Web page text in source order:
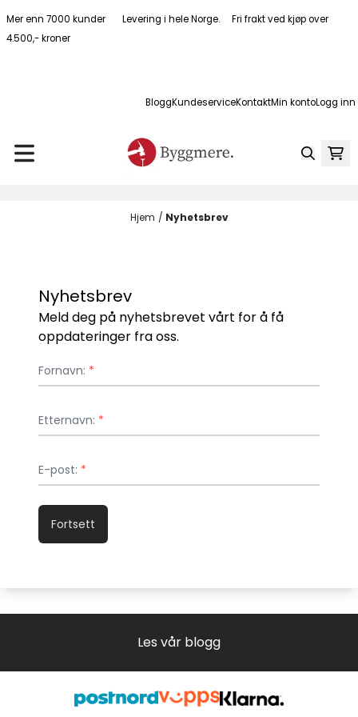
Hopp til innhold
Mer enn 7000 kunder Levering i hele Norge. Fri frakt ved kjøp over
4.500,- kroner
BloggKundeserviceKontaktMin kontoLogg inn
Hjem / Nyhetsbrev
Nyhetsbrev
Meld deg på nyhetsbrevet vårt for å få
oppdateringer fra oss.
Fornavn: *
Etternavn: *
E-post: *
Fortsett
Les vår blogg